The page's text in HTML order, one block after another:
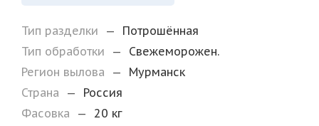
Тип разделки —
Потрошённая
Тип обработки
—
Свежеморожен.
Регион вылова
—
Мурманск
Страна
—
Россия
Фасовка
— 20 кг